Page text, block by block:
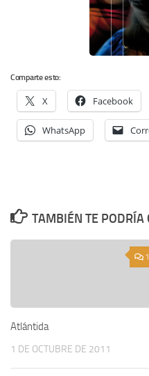
Comparte esto:
X Facebook
WhatsApp
TAMBIÉN TE PODRÍA
1
Atlántida
1 DE OCTUBRE DE 2011